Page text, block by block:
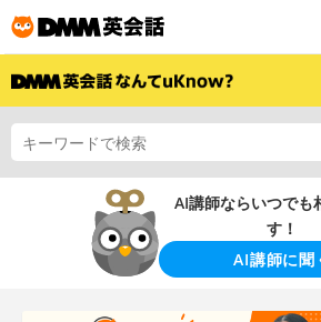
AI講師ならいつでも
す！
AI講師に聞